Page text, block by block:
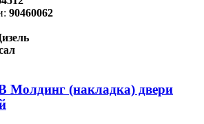
90460062
Молдинг (накладка) двери